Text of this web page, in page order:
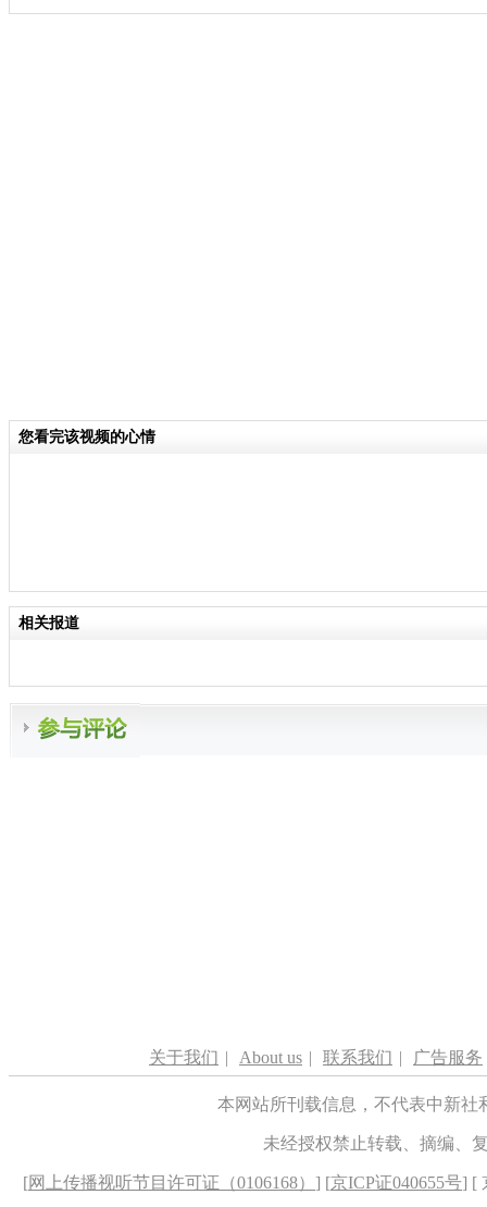
您看完该视频的心情
相关报道
关于我们 | About us | 联系我们 | 广告服务
本网站所刊载信息，不代表中新
未经授权禁止转载、摘编、
[网上传播视听节目许可证（0106168） ] [京ICP证040655号] [